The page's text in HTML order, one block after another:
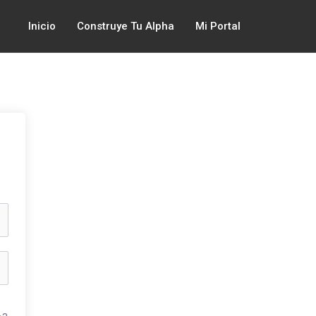
Inicio Construye Tu Alpha Mi Portal